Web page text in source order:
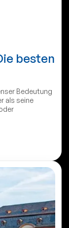
besten
Bedeutung
als seine